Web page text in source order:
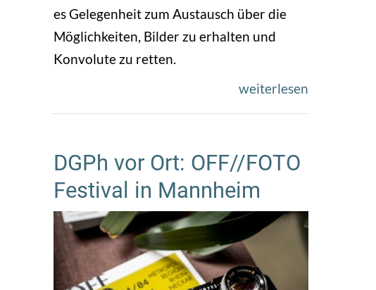
es Gelegenheit zum Austausch über die
Möglichkeiten, Bilder zu erhalten und
Konvolute zu retten.
weiterlesen
DGPh vor Ort: OFF//FOTO
Festival in Mannheim